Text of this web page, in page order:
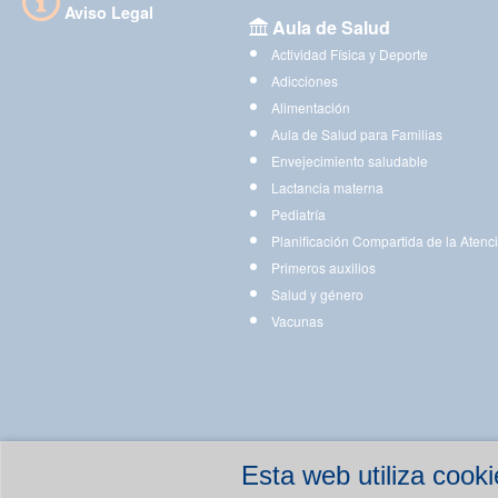
Esta web utiliza
Aviso Legal
Aula de Salud
Actividad Física y Deporte
Adicciones
Alimentación
Aula de Salud para Familias
Envejecimiento saludable
Lactancia materna
Pediatría
Planificación Compartida de la
Primeros auxilios
Salud y género
Vacunas